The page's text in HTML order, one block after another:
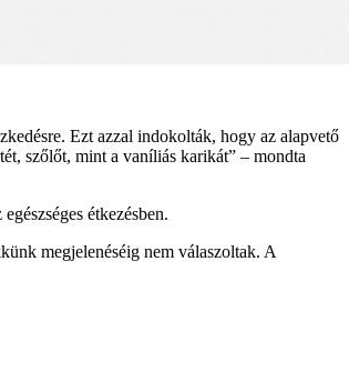
Ezt azzal indokolták, hogy az alapvető
szőlőt, mint a vaníliás karikát” – mondta
étkezésben.
megjelenéséig nem válaszoltak. A